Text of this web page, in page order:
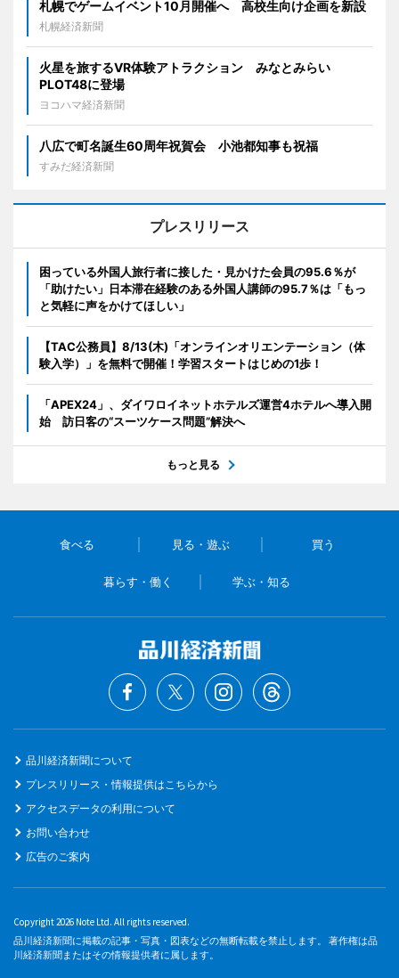
札幌でゲームイベント10月開催へ 高校生向け企画を新設
札幌経済新聞
火星を旅するVR体験アトラクション みなとみらい
PLOT48に登場
ヨコハマ経済新聞
八広で町名誕生60周年祝賀会 小池都知事も祝福
すみだ経済新聞
プレスリリース
困っている外国人旅行者に接した・見かけた会員の95.6％が
「助けたい」日本滞在経験のある外国人講師の95.7％は「もっ
と気軽に声をかけてほしい」
【TAC公務員】8/13(木)「オンラインオリエンテーション（体
験入学）」を無料で開催！学習スタートはじめの1歩！
「APEX24」、ダイワロイネットホテルズ運営4ホテルへ導入開
始 訪日客の“スーツケース問題”解決へ
もっと見る
食べる 見る・遊ぶ 買う
暮らす・働く 学ぶ・知る
品川経済新聞について
プレスリリース・情報提供はこちらから
アクセスデータの利用について
お問い合わせ
広告のご案内
Copyright 2026 Note Ltd. All rights reserved.
品川経済新聞に掲載の記事・写真・図表などの無断転載を禁止します。 著作権は品
川経済新聞またはその情報提供者に属します。